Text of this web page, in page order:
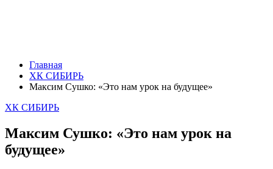
Главная
ХК СИБИРЬ
Максим Сушко: «Это нам урок на будущее»
ХК СИБИРЬ
Максим Сушко: «Это нам урок на
будущее»